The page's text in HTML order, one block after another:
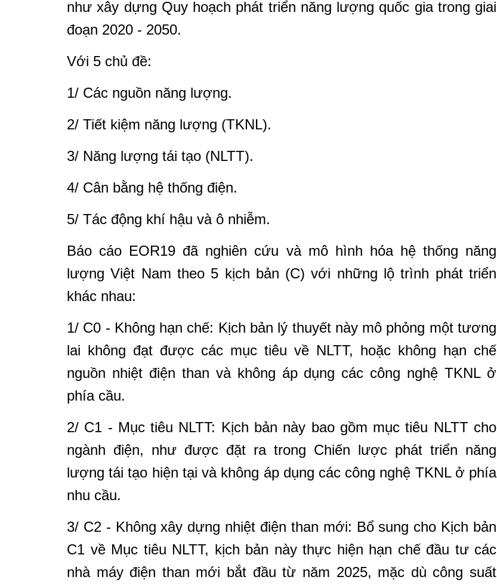
như xây dựng Quy hoạch phát triển năng lượng quốc gia trong giai
đoạn 2020 - 2050.
Với 5 chủ đề:
1/ Các nguồn năng lượng.
2/ Tiết kiệm năng lượng (TKNL).
3/ Năng lượng tái tạo (NLTT).
4/ Cân bằng hệ thống điện.
5/ Tác động khí hậu và ô nhiễm.
Báo cáo EOR19 đã nghiên cứu và mô hình hóa hệ thống năng
lượng Việt Nam theo 5 kịch bản (C) với những lộ trình phát triển
khác nhau:
1/ C0 - Không hạn chế: Kịch bản lý thuyết này mô phỏng một tương
lai không đạt được các mục tiêu về NLTT, hoặc không hạn chế
nguồn nhiệt điện than và không áp dụng các công nghệ TKNL ở
phía cầu.
2/ C1 - Mục tiêu NLTT: Kịch bản này bao gồm mục tiêu NLTT cho
ngành điện, như được đặt ra trong Chiến lược phát triển năng
lượng tái tạo hiện tại và không áp dụng các công nghệ TKNL ở phía
nhu cầu.
3/ C2 - Không xây dựng nhiệt điện than mới: Bổ sung cho Kịch bản
C1 về Mục tiêu NLTT, kịch bản này thực hiện hạn chế đầu tư các
nhà máy điện than mới bắt đầu từ năm 2025, mặc dù công suất